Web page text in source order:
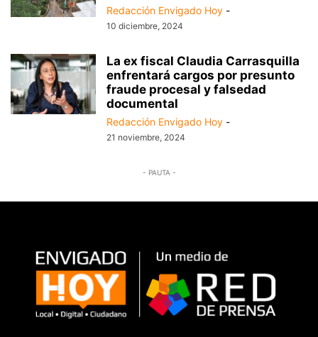
Redacción Envigado Hoy -
10 diciembre, 2024
La ex fiscal Claudia Carrasquilla
enfrentará cargos por presunto
fraude procesal y falsedad
documental
Redacción Envigado Hoy -
21 noviembre, 2024
- PAUTA -